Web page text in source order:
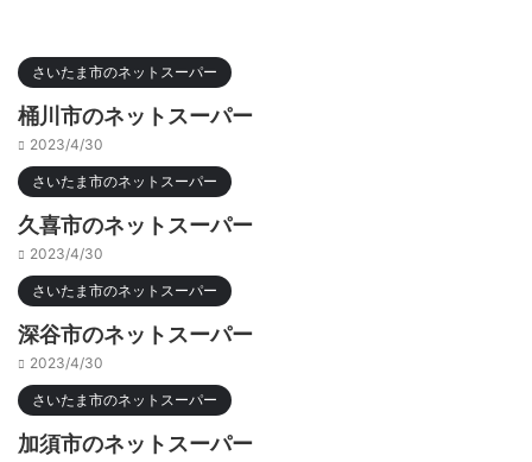
さいたま市のネットスーパー
桶川市のネットスーパー
2023/4/30
さいたま市のネットスーパー
久喜市のネットスーパー
2023/4/30
さいたま市のネットスーパー
深谷市のネットスーパー
2023/4/30
さいたま市のネットスーパー
加須市のネットスーパー